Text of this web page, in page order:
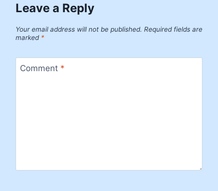
Leave a Reply
Your email address will not be published. Required fields are
marked *
Comment *